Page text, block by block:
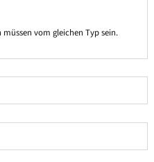
vom gleichen Typ sein.